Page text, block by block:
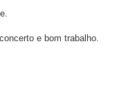
e bom trabalho.